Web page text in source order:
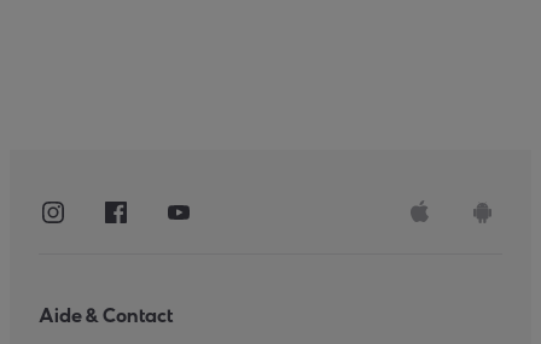
Aide & Contact